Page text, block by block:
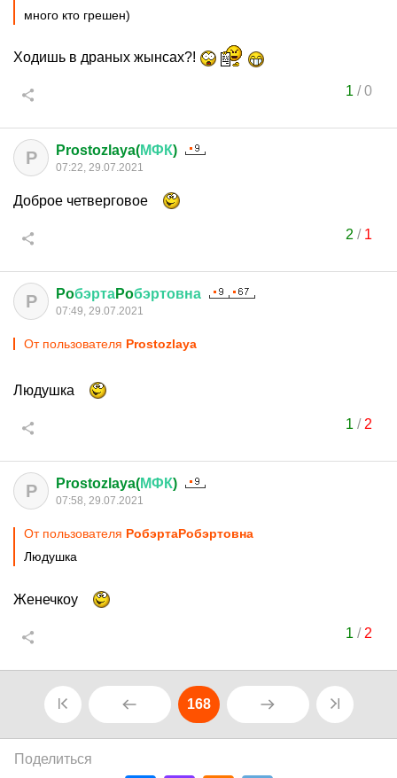
много кто грешен)
Ходишь в драных жынсах?!
1 /0
P Prostozlaya(МФК)
07:22, 29.07.2021
Доброе четверговое
2 / 1
P PoбэртаPoбэртовна
07:49, 29.07.2021
От пользователя Prostozlaya
Людушка
1 / 2
P Prostozlaya(МФК)
07:58, 29.07.2021
От пользователя PoбэртаPoбэртовна
Людушка
Женечкоу
1 / 2
168
Поделиться